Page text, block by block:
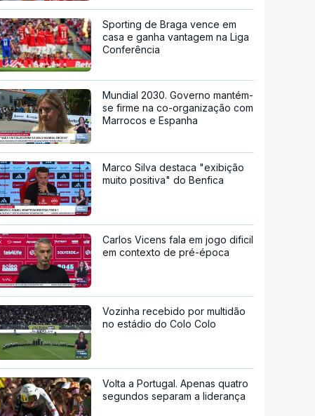
Sporting de Braga vence em
casa e ganha vantagem na Liga
Conferência
Mundial 2030. Governo mantém-
se firme na co-organização com
Marrocos e Espanha
Marco Silva destaca "exibição
muito positiva" do Benfica
Carlos Vicens fala em jogo dificil
em contexto de pré-época
Vozinha recebido por multidão
no estádio do Colo Colo
Volta a Portugal. Apenas quatro
segundos separam a liderança